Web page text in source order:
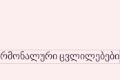
ცვლილებები